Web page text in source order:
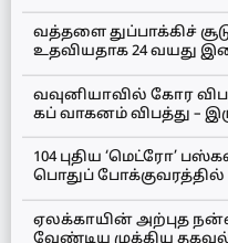
வத்தளை துப்பாக்கிச்
உதவியதாக 24 வயது
வவுனியாவில் கோர
கப் வாகனம் விபத்து –
104 புதிய ‘மெட்ரோ’
பொதுப் போக்குவரத்தில்
ஏலக்காயின் அற்புத